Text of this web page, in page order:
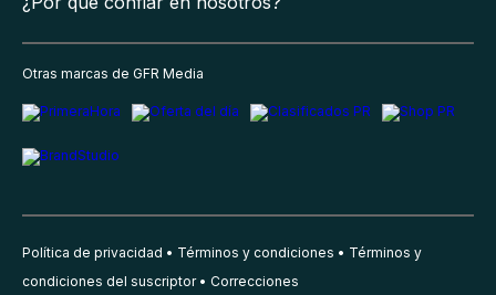
Otras marcas de GFR Media
Política de privacidad Términos y condiciones
Términos y
condiciones del suscriptor
Correcciones